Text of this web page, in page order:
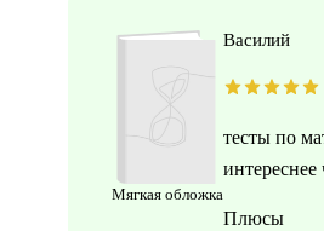
Мягкая обложка
Василий
тесты по
Плюсы